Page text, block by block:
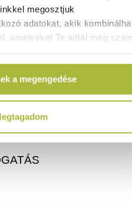
megosztjuk
adatokat, akik
amelyeket Te adtál meg
a megengedése